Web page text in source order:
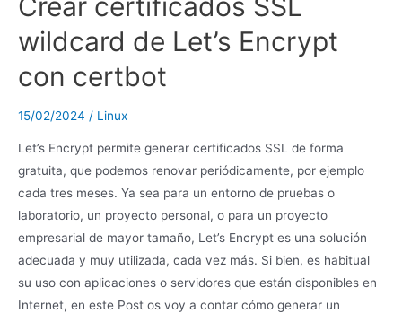
Crear certificados SSL
wildcard de Let’s Encrypt
con certbot
15/02/2024 / Linux
Let’s Encrypt permite generar certificados SSL de forma
gratuita, que podemos renovar periódicamente, por ejemplo
cada tres meses. Ya sea para un entorno de pruebas o
laboratorio, un proyecto personal, o para un proyecto
empresarial de mayor tamaño, Let’s Encrypt es una solución
adecuada y muy utilizada, cada vez más. Si bien, es habitual
su uso con aplicaciones o servidores que están disponibles en
Internet, en este Post os voy a contar cómo generar un